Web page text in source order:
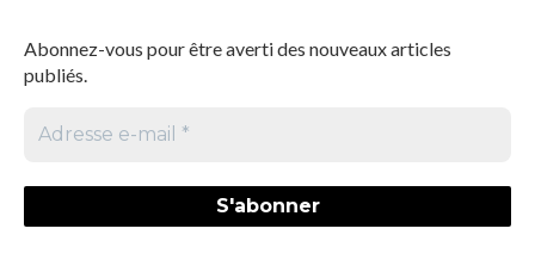
Abonnez-vous pour être averti des nouveaux articles
publiés.